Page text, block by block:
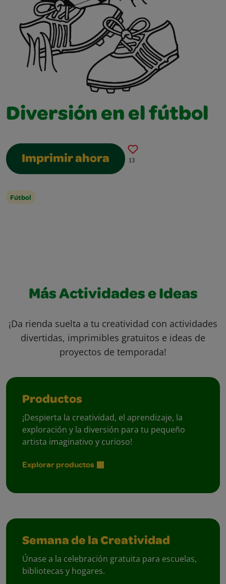
Diversión en el fútbol
Imprimir ahora 13
Fútbol
Más Actividades e Ideas
¡Da rienda suelta a tu creatividad con actividades
divertidas, imprimibles gratuitos e ideas de
proyectos de temporada!
Productos
¡Despierta la creatividad, el aprendizaje, la
exploración y la diversión para tu pequeño
artista imaginativo y curioso!
Explorar productos
Semana de la Creatividad
Únase a la celebración gratuita para escuelas,
bibliotecas y hogares.